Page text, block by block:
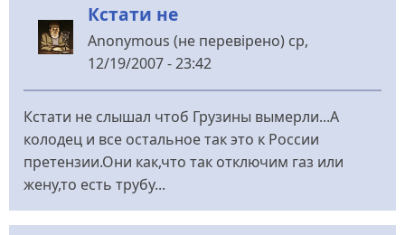
Кстати не
Anonymous (не перевірено) ср,
12/19/2007 - 23:42
Кстати не слышал чтоб Грузины вымерли...А
колодец и все остальное так это к России
претензии.Они как,что так отключим газ или
жену,то есть трубу...